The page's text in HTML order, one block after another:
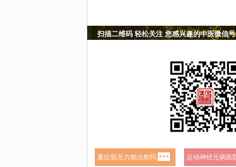
扫描二维码 轻松关注 您感兴趣的中医微信号